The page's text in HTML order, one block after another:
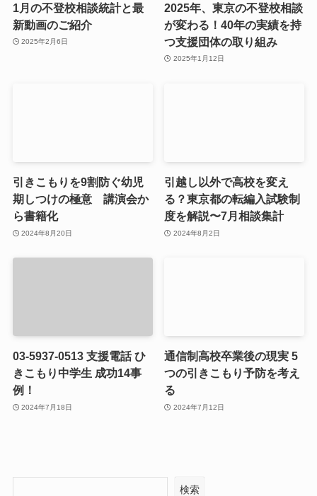
1月の不登校相談統計と最
新動画のご紹介
2025年2月6日
2025年、東京の不登校相談
が変わる！40年の実績を持
つ支援団体の取り組み
2025年1月12日
引きこもりを9割防ぐ幼児
期しつけの極意 講演会か
ら書籍化
2024年8月20日
引越し以外で高校を変え
る？東京都の転編入試験制
度を解説〜7月相談集計
2024年8月2日
03-5937-0513 支援電話 ひ
きこもり中学生 成功14事
例！
2024年7月18日
通信制高校卒業後の現実 5
つの引きこもり予防を考え
る
2024年7月12日
検索